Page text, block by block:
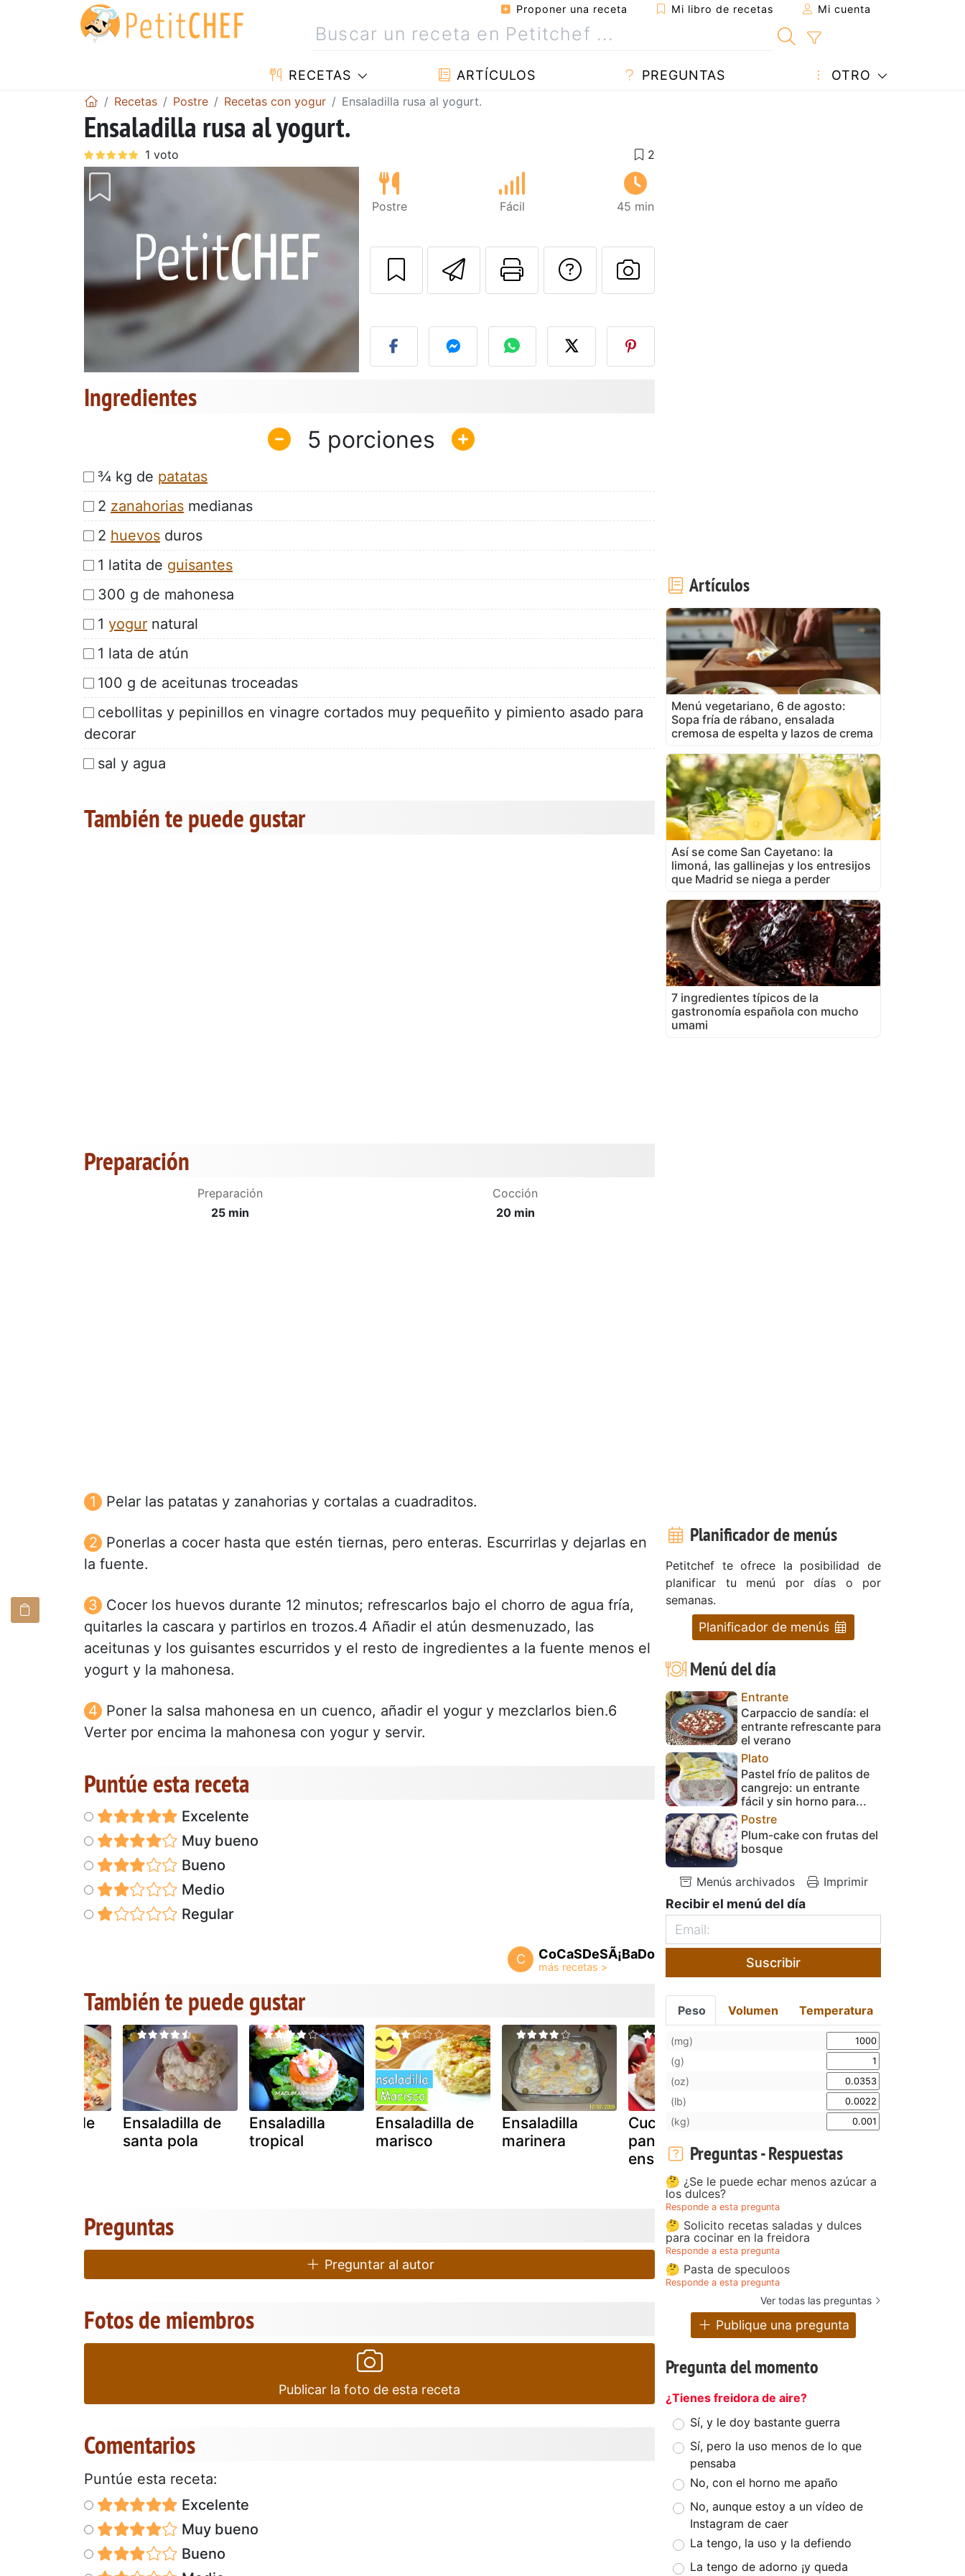
Proponer una receta Mi libro de recetas Mi cuenta
RECETAS ARTÍCULOS PREGUNTAS OTRO
Recetas Postre Recetas con yogur Ensaladilla rusa al yogurt.
Ensaladilla rusa al yogurt.
Postre Fácil 45 min
Enviar esta receta a un amigo
Imprimir esta página
Preguntar al autor
Publicar la foto de esta receta
Ingredientes
5
¾ kg de patatas
2 zanahorias medianas
2 huevos duros
1 latita de guisantes
300 g de mahonesa
1 yogur natural
1 lata de atún
100 g de aceitunas troceadas
cebollitas y pepinillos en vinagre cortados muy pequeñito y pimiento asado para
decorar
sal y agua
También te puede gustar
Preparación
Preparación
25 min
Cocción
20 min
Pelar las patatas y zanahorias y cortalas a cuadraditos.
Ponerlas a cocer hasta que estén tiernas, pero enteras. Escurrirlas y dejarlas en
la fuente.
Cocer los huevos durante 12 minutos; refrescarlos bajo el chorro de agua fría,
quitarles la cascara y partirlos en trozos.4 Añadir el atún desmenuzado, las
aceitunas y los guisantes escurridos y el resto de ingredientes a la fuente menos el
yogurt y la mahonesa.
Poner la salsa mahonesa en un cuenco, añadir el yogur y mezclarlos bien.6
Verter por encima la mahonesa con yogur y servir.
Puntúe esta receta
Excelente
Muy bueno
Bueno
Medio
Regular
C CoCaSDeSÃ¡BaDo
También te puede gustar
de
Ensaladilla de
santa pola
Ensaladilla
tropical
Ensaladilla de
marisco
Ensaladilla
marinera
Cucuruchos de
pan con
ensaladilla
Preguntas
Preguntar al autor
Fotos de miembros
Publicar la foto de esta receta
Comentarios
Puntúe esta receta:
Excelente
Muy bueno
Bueno
Artículos
Menú vegetariano, 6 de agosto:
Sopa fría de rábano, ensalada
cremosa de espelta y lazos de crema
Así se come San Cayetano: la
limoná, las gallinejas y los entresijos
que Madrid se niega a perder
7 ingredientes típicos de la
gastronomía española con mucho
umami
Planificador de menús
Petitchef te ofrece la posibilidad de
planificar tu menú por días o por
semanas.
Planificador de menús
Menú del día
Entrante
Carpaccio de sandía: el
entrante refrescante para
el verano
Plato
Pastel frío de palitos de
cangrejo: un entrante
fácil y sin horno para...
Postre
Plum-cake con frutas del
bosque
Menús archivados Imprimir
Recibir el menú del día
Suscribir
Peso Volumen Temperatura
(mg)
(g)
(oz)
(lb)
(kg)
Preguntas - Respuestas
🤔 ¿Se le puede echar menos azúcar a
los dulces?
Responde a esta pregunta
🤔 Solicito recetas saladas y dulces
para cocinar en la freidora
Responde a esta pregunta
🤔 Pasta de speculoos
Responde a esta pregunta
Ver todas las preguntas
Publique una pregunta
Pregunta del momento
¿Tienes freidora de aire?
Sí, y le doy bastante guerra
Sí, pero la uso menos de lo que
pensaba
No, con el horno me apaño
No, aunque estoy a un vídeo de
Instagram de caer
La tengo, la uso y la defiendo
La tengo de adorno ¡y queda